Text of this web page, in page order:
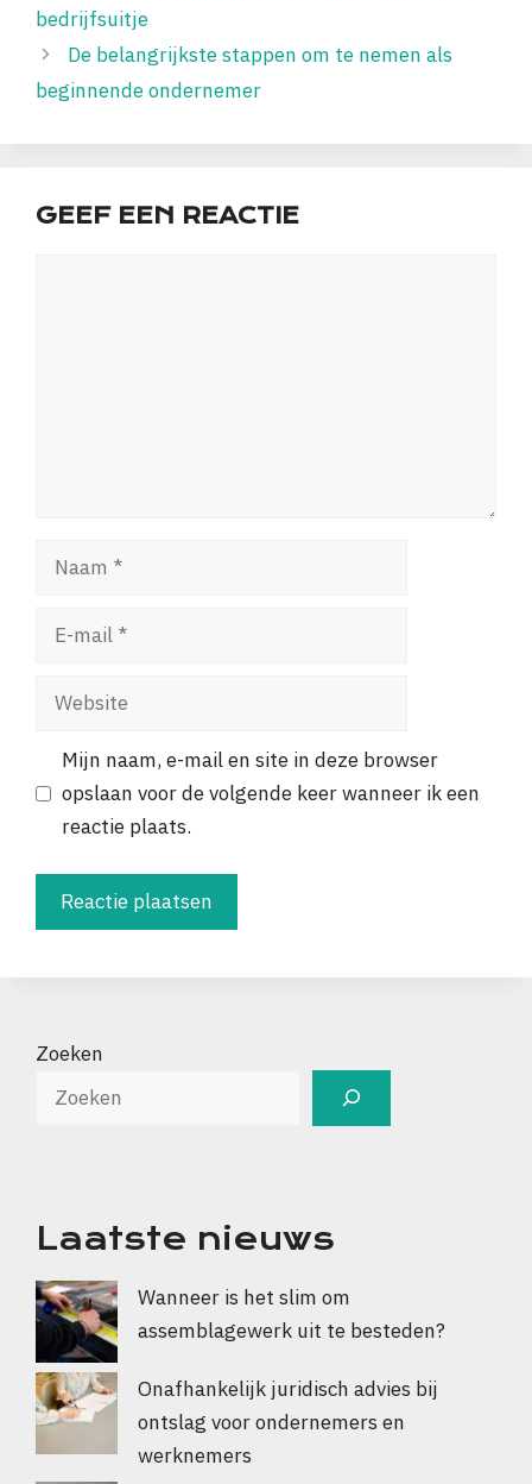
bedrijfsuitje
De belangrijkste stappen om te nemen als
beginnende ondernemer
GEEF EEN REACTIE
Naam
Website
Mijn naam, e-mail en site in deze browser
opslaan voor de volgende keer wanneer ik een
reactie plaats.
Zoeken
Laatste nieuws
Wanneer is het slim om
assemblagewerk uit te besteden?
Onafhankelijk juridisch advies bij
ontslag voor ondernemers en
werknemers